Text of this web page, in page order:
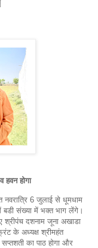
हवन होगा
नवरात्रि 6 जुलाई से धूमधाम
बडी संख्या में भक्त भाग लेंगे।
श्रीपंच दशनाम जूना अखाडा
के अध्यक्ष श्रीमहंत
का पाठ होगा और